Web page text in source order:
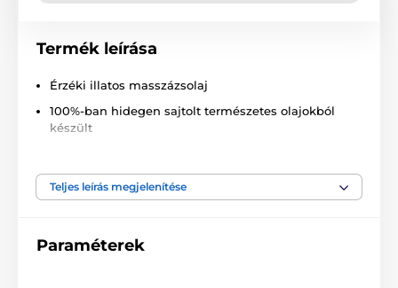
Termék leírása
Érzéki illatos masszázsolaj
100%-ban hidegen sajtolt természetes olajokból
készült
Nem hagy zsíros maradványokat
Nem tömíti el a bőr pórusait
Teljes testmasszázshoz alkalmas
Teljes leírás megjelenítése
Paraméterek